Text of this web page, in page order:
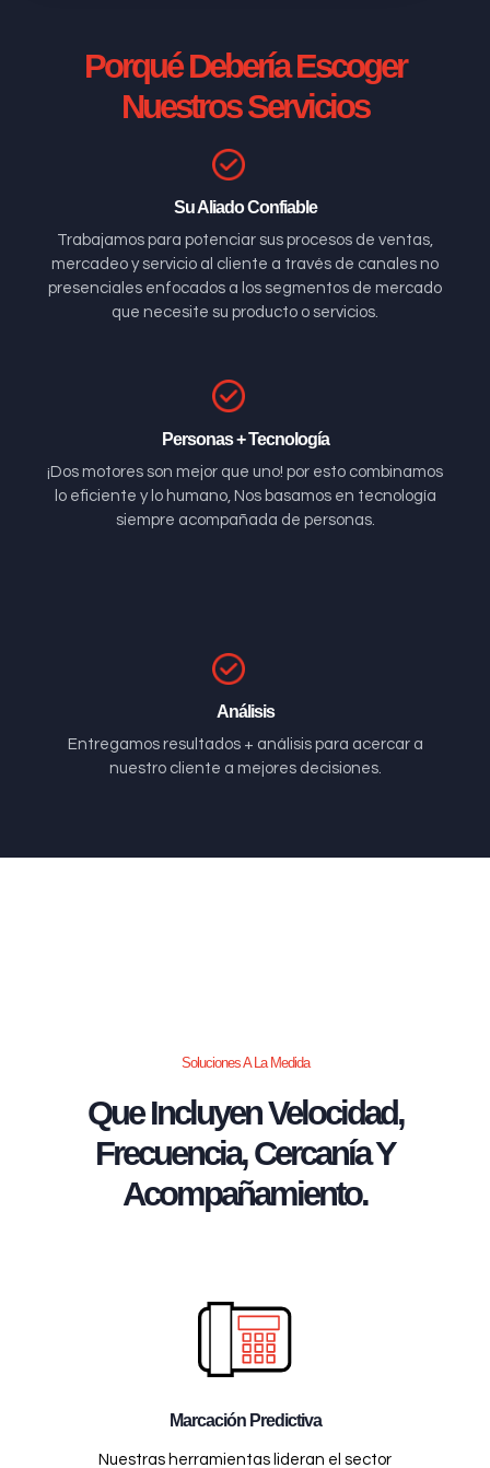
Porqué Debería Escoger
Nuestros Servicios
Su Aliado Confiable
Trabajamos para potenciar sus procesos de ventas,
mercadeo y servicio al cliente a través de canales no
presenciales enfocados a los segmentos de mercado
que necesite su producto o servicios.
Personas + Tecnología
¡Dos motores son mejor que uno! por esto combinamos
lo eficiente y lo humano, Nos basamos en tecnología
siempre acompañada de personas.
Análisis
Entregamos resultados + análisis para acercar a
nuestro cliente a mejores decisiones.
Soluciones A La Medida
Que Incluyen Velocidad,
Frecuencia, Cercanía Y
Acompañamiento.
Marcación Predictiva
Nuestras herramientas lideran el sector